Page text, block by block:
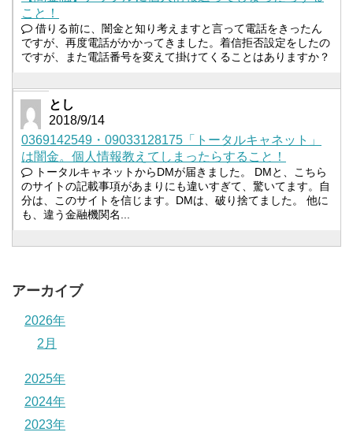
こと！
借りる前に、闇金と知り考えますと言って電話をきったん
ですが、再度電話がかかってきました。着信拒否設定をしたの
ですが、また電話番号を変えて掛けてくることはありますか？
とし
2018/9/14
0369142549・09033128175「トータルキャネット」
は闇金。個人情報教えてしまったらすること！
トータルキャネットからDMが届きました。 DMと、こちら
のサイトの記載事項があまりにも違いすぎて、驚いてます。自
分は、このサイトを信じます。DMは、破り捨てました。 他に
も、違う金融機関名...
アーカイブ
2026年
2月
2025年
2024年
2023年